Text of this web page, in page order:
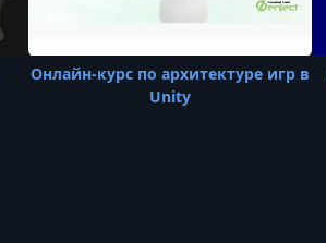
Онлайн-курс по архитектуре игр в
Unity